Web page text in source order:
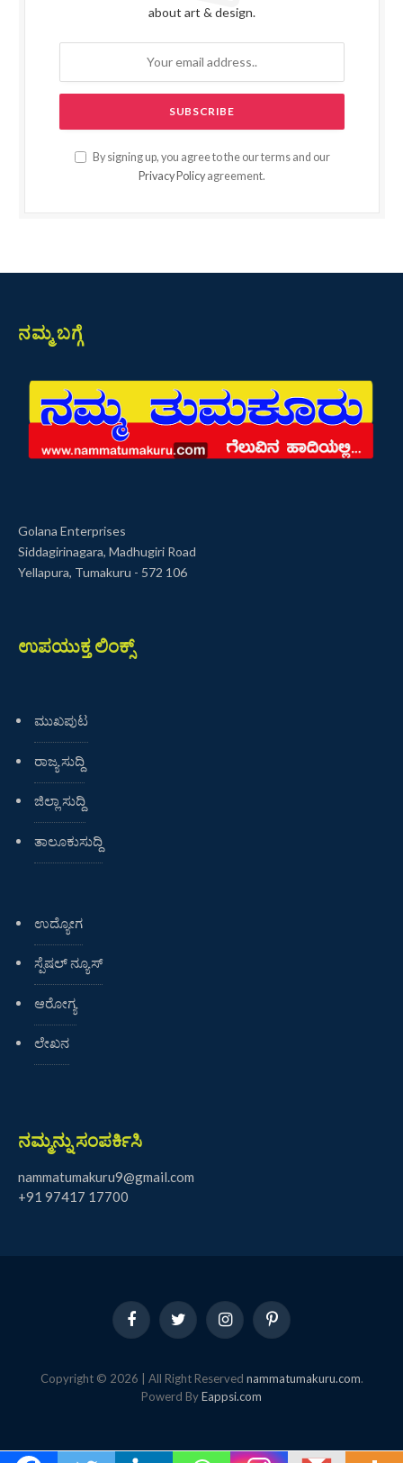
about art & design.
By signing up, you agree to the our terms and our
Privacy Policy agreement.
ನಮ್ಮ ಬಗ್ಗೆ
Golana Enterprises
Siddagirinagara, Madhugiri Road
Yellapura, Tumakuru - 572 106
ಉಪಯುಕ್ತ ಲಿಂಕ್ಸ್
ಮುಖಪುಟ
ರಾಜ್ಯ ಸುದ್ದಿ
ಜಿಲ್ಲಾ ಸುದ್ದಿ
ತಾಲೂಕುಸುದ್ದಿ
ಉದ್ಯೋಗ
ಸ್ಪೆಷಲ್ ನ್ಯೂಸ್
ಆರೋಗ್ಯ
ಲೇಖನ
ನಮ್ಮನ್ನು ಸಂಪರ್ಕಿಸಿ
nammatumakuru9@gmail.com
+91 97417 17700
FacebookTwitter InstagramPinterest
Copyright © 2026 | All Right Reserved nammatumakuru.com.
Powerd ByEappsi.com